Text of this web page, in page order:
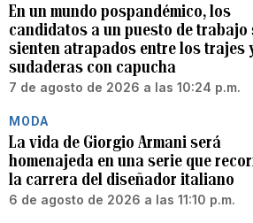
En un mundo pospandémico, los
candidatos a un puesto de trabajo
sienten atrapados entre los trajes
sudaderas con capucha
7 de agosto de 2026 a las 10:24 p.m.
MODA
La vida de Giorgio Armani será
homenajeda en una serie que
la carrera del diseñador italiano
6 de agosto de 2026 a las 11:10 p.m.